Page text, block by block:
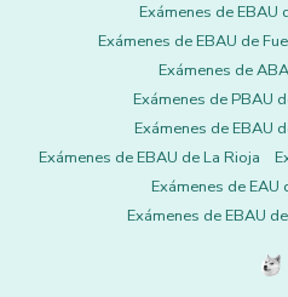
Exámenes de EBAU
Exámenes de EBAU de
Exámenes de
Exámenes de PBAU
Exámenes de EBAU
Exámenes de EBAU de La Rioja
Exámenes de EAU
Exámenes de EBAU